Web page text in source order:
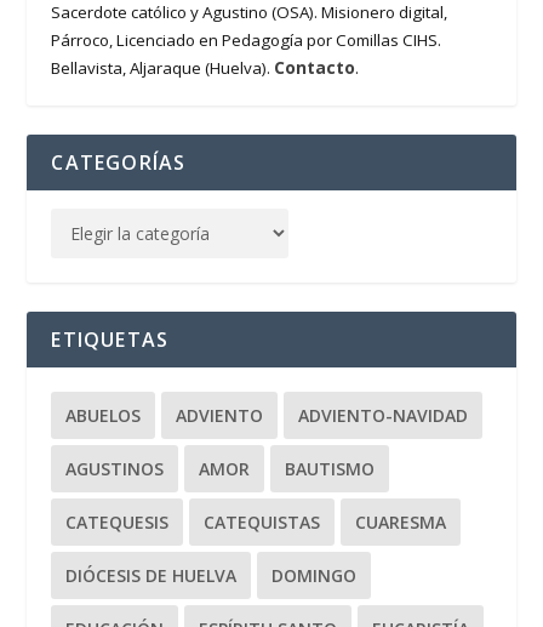
Sacerdote católico y Agustino (OSA). Misionero digital,
Párroco, Licenciado en Pedagogía por Comillas CIHS.
Bellavista, Aljaraque (Huelva). Contacto.
CATEGORÍAS
ETIQUETAS
ABUELOS ADVIENTO ADVIENTO-NAVIDAD
AGUSTINOS AMOR BAUTISMO
CATEQUESIS CATEQUISTAS CUARESMA
DIÓCESIS DE HUELVA DOMINGO